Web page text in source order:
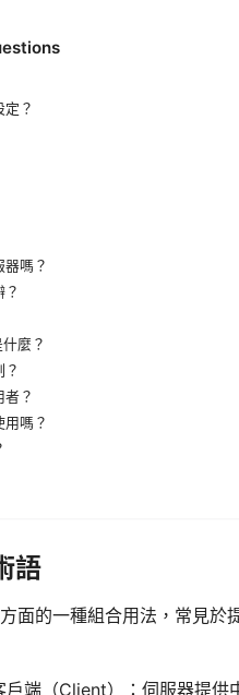
？
嗎？
麼？
？
嗎？
語
面的一種組合用法，常見於
端（Client）：伺服器提供